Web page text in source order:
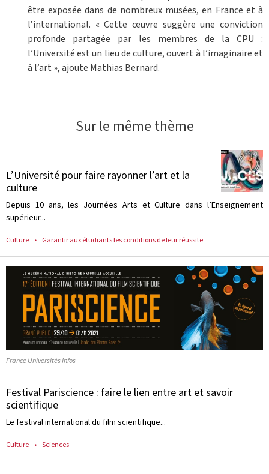
être exposée dans de nombreux musées, en France et à
l’international. « Cette œuvre suggère une conviction
profonde partagée par les membres de la CPU :
l’Université est un lieu de culture, ouvert à l’imaginaire et
à l’art », ajoute Mathias Bernard.
Sur le même thème
L’Université pour faire rayonner l’art et la
culture
Depuis 10 ans, les Journées Arts et Culture dans l’Enseignement
supérieur...
Culture Garantir aux étudiants les conditions de leur réussite
France Universités Infos
Festival Pariscience : faire le lien entre art et savoir
scientifique
Le festival international du film scientifique...
Culture Sciences